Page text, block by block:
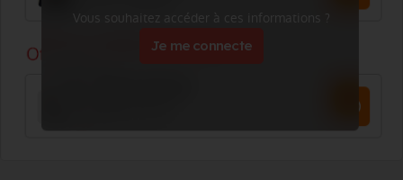
Vous souhaitez accéder à ces informations ?
Je me connecte